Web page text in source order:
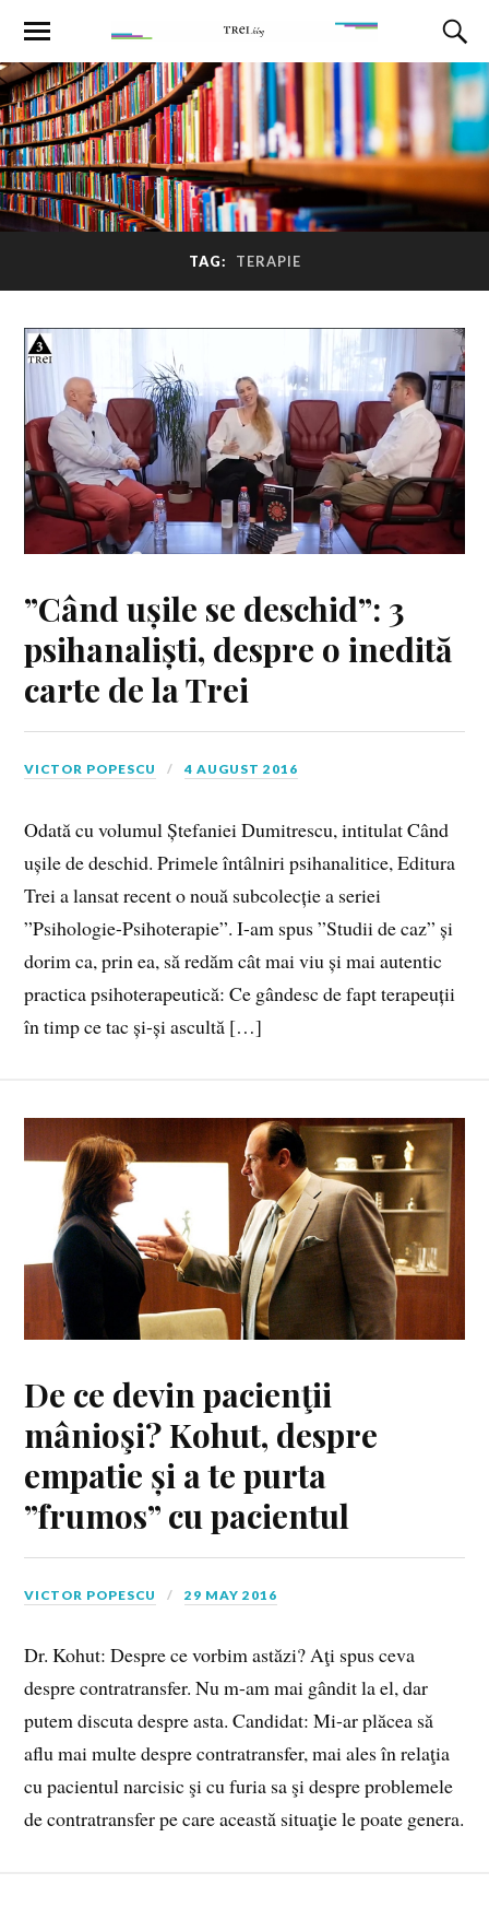
TAG: TERAPIE
”Când ușile se deschid”: 3
psihanaliști, despre o inedită
carte de la Trei
VICTOR POPESCU 4 AUGUST 2016
Odată cu volumul Ștefaniei Dumitrescu, intitulat Când
ușile de deschid. Primele întâlniri psihanalitice, Editura
Trei a lansat recent o nouă subcolecție a seriei
”Psihologie-Psihoterapie”. I-am spus ”Studii de caz” și
dorim ca, prin ea, să redăm cât mai viu și mai autentic
practica psihoterapeutică: Ce gândesc de fapt terapeuții
în timp ce tac și-și ascultă […]
De ce devin pacienţii
mânioşi? Kohut, despre
empatie și a te purta
”frumos” cu pacientul
VICTOR POPESCU 29 MAY 2016
Dr. Kohut: Despre ce vorbim astăzi? Aţi spus ceva
despre contratransfer. Nu m-am mai gândit la el, dar
putem discuta despre asta. Candidat: Mi-ar plăcea să
aflu mai multe despre contratransfer, mai ales în relaţia
cu pacientul narcisic şi cu furia sa şi despre problemele
de contratransfer pe care această situaţie le poate genera.